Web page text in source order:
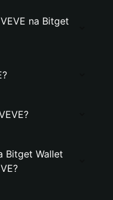
na Bitget
Bitget Wallet